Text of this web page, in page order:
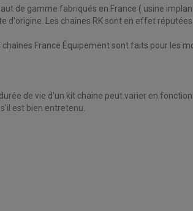
de gamme fabriqués en France ( usine
Les chaînes RK sont en effet
France Équipement sont faits pour les
de vie d'un kit chaine peut varier en
est bien entretenu.